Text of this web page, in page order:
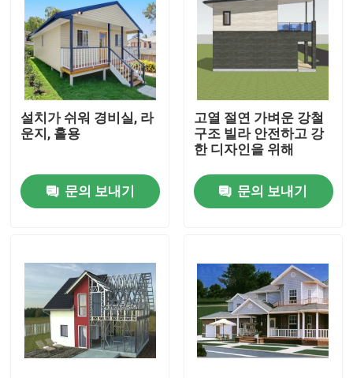
동영상
설치가 쉬워 경비실, 라
운지, 홀용
문의 보내기
고열 절연 가벼운 강철
구조 빌라 안전하고 강
한 디자인을 위해
문의 보내기